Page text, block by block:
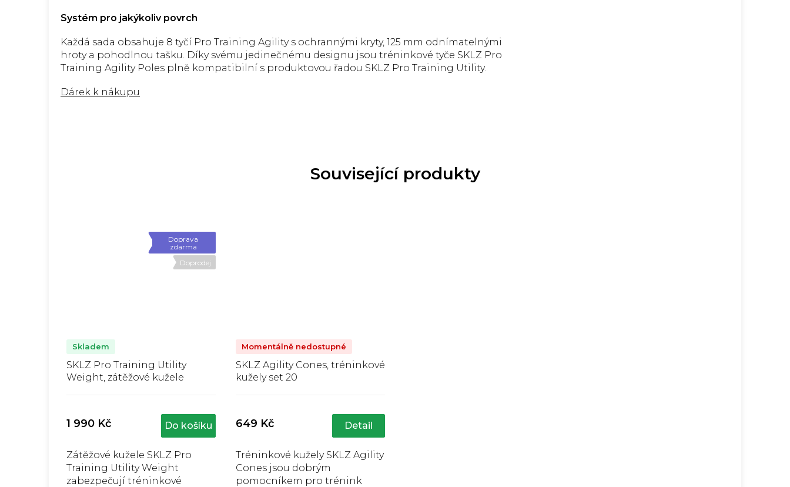
Související produkty
Doprava
zdarma
Doprodej
SKLZ Pro Training Utility
Weight, zátěžové kužele
produktu
je
z
5
hvězdiček.
Skladem
1 990 Kč Do košíku
Zátěžové kužele SKLZ Pro
Training Utility Weight
zabezpečují tréninkové
SKLZ Agility Cones, tréninkové
kužely set 20
produktu
je
z
hvězdiček.
Momentálně nedostupné
649 Kč Detail
Tréninkové kužely SKLZ Agility
Cones jsou dobrým
pomocníkem pro trénink
Systém pro jakýkoliv povrch
Každá sada obsahuje 8 tyčí Pro Training Agility s ochrannými kryty, 125 mm odnímatelnými
hroty a pohodlnou tašku. Díky svému jedinečnému designu jsou tréninkové tyče SKLZ Pro
Training Agility Poles plně kompatibilní s produktovou řadou SKLZ Pro Training Utility.
Dárek k nákupu